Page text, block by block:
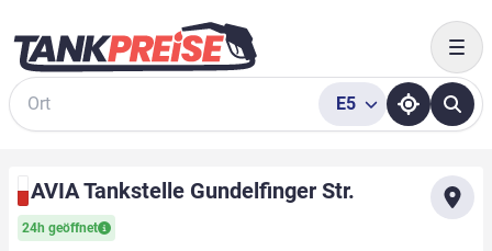
Suche
E5
AVIA Tankstelle Gundelfinger Str.
24h geöffnet